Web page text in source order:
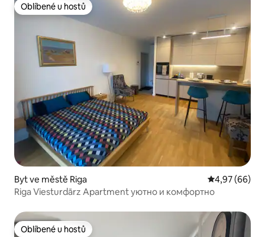
Oblíbené u hostů
Oblíbené u hostů
Byt ve městě Riga Průměrné
4,97 (66)
Riga Viesturdārz Apartment уютно и комфортно
Oblíbené u hostů
Oblíbené u hostů